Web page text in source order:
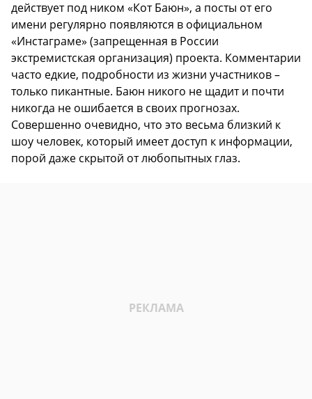
действует под ником «Кот Баюн», а посты от его
имени регулярно появляются в официальном
«Инстаграме» (запрещенная в России
экстремистская организация) проекта. Комментарии
часто едкие, подробности из жизни участников –
только пикантные. Баюн никого не щадит и почти
никогда не ошибается в своих прогнозах.
Совершенно очевидно, что это весьма близкий к
шоу человек, который имеет доступ к информации,
порой даже скрытой от любопытных глаз.